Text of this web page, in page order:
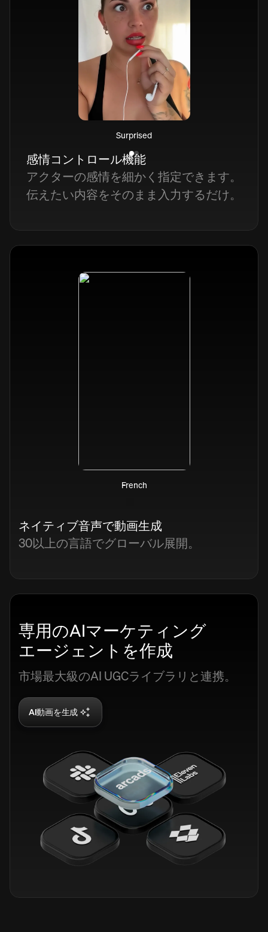
Surprised
感情コントロール機能
アクターの感情を細かく指定できます。
伝えたい内容をそのまま入力するだけ。
French
ネイティブ音声で動画生成
30以上の言語でグローバル展開。
専用のAIマーケティング
エージェントを作成
市場最大級のAI UGCライブラリと連携。
AI動画を生成